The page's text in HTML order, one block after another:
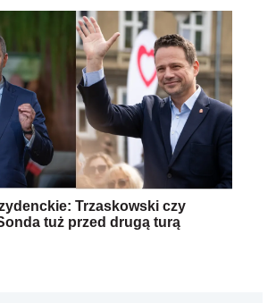
Trzaskowski czy
tuż przed drugą turą